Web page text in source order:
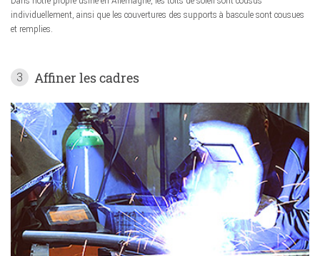
individuellement, ainsi que les couvertures des supports à bascule sont cousues
et remplies.
3 Affiner les cadres